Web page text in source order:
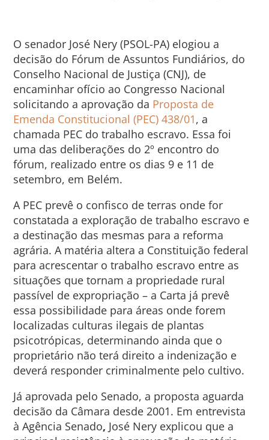
O senador José Nery (PSOL-PA) elogiou a
decisão do Fórum de Assuntos Fundiários, do
Conselho Nacional de Justiça (CNJ), de
encaminhar ofício ao Congresso Nacional
solicitando a aprovação da Proposta de
Emenda Constitucional (PEC) 438/01, a
chamada PEC do trabalho escravo. Essa foi
uma das deliberações do 2º encontro do
fórum, realizado entre os dias 9 e 11 de
setembro, em Belém.
A PEC prevê o confisco de terras onde for
constatada a exploração de trabalho escravo e
a destinação das mesmas para a reforma
agrária. A matéria altera a Constituição federal
para acrescentar o trabalho escravo entre as
situações que tornam a propriedade rural
passível de expropriação – a Carta já prevê
essa possibilidade para áreas onde forem
localizadas culturas ilegais de plantas
psicotrópicas, determinando ainda que o
proprietário não terá direito a indenização e
deverá responder criminalmente pelo cultivo.
Já aprovada pelo Senado, a proposta aguarda
decisão da Câmara desde 2001. Em entrevista
à Agência Senado, José Nery explicou que a